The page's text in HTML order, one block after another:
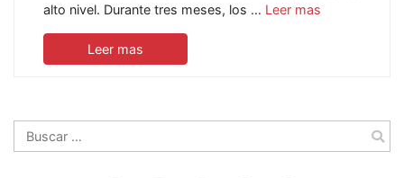
alto nivel. Durante tres meses, los … Leer mas
Leer mas
Buscar: